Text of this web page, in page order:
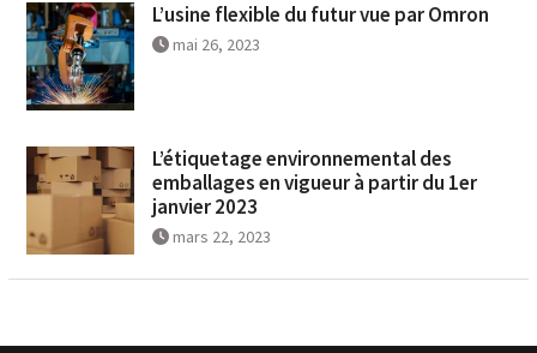
L’usine flexible du futur vue par Omron
mai 26, 2023
L’étiquetage environnemental des
emballages en vigueur à partir du 1er
janvier 2023
mars 22, 2023